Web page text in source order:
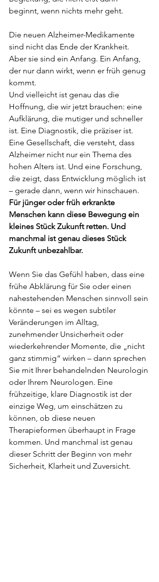
beginnt, wenn nichts mehr geht.
Die neuen Alzheimer-Medikamente
sind nicht das Ende der Krankheit.
Aber sie sind ein Anfang. Ein Anfang,
der nur dann wirkt, wenn er früh genug
kommt.
Und vielleicht ist genau das die
Hoffnung, die wir jetzt brauchen: eine
Aufklärung, die mutiger und schneller
ist. Eine Diagnostik, die präziser ist.
Eine Gesellschaft, die versteht, dass
Alzheimer nicht nur ein Thema des
hohen Alters ist. Und eine Forschung,
die zeigt, dass Entwicklung möglich ist
– gerade dann, wenn wir hinschauen.
Für jünger oder früh erkrankte
Menschen kann diese Bewegung ein
kleines Stück Zukunft retten. Und
manchmal ist genau dieses Stück
Zukunft unbezahlbar.
Wenn Sie das Gefühl haben, dass eine
frühe Abklärung für Sie oder einen
nahestehenden Menschen sinnvoll sein
könnte – sei es wegen subtiler
Veränderungen im Alltag,
zunehmender Unsicherheit oder
wiederkehrender Momente, die „nicht
ganz stimmig“ wirken – dann sprechen
Sie mit Ihrer behandelnden Neurologin
oder Ihrem Neurologen. Eine
frühzeitige, klare Diagnostik ist der
einzige Weg, um einschätzen zu
können, ob diese neuen
Therapieformen überhaupt in Frage
kommen. Und manchmal ist genau
dieser Schritt der Beginn von mehr
Sicherheit, Klarheit und Zuversicht.